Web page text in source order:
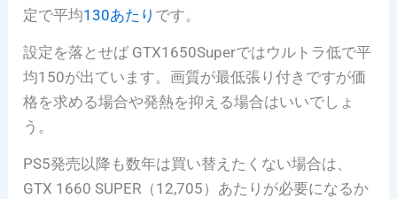
定で平均130あたり です。
設定を落とせば GTX1650Superではウルトラ低で平
均150が出ています。画質が最低張り付きですが価
格を求める場合や発熱を抑える場合はいいでしょ
う。
PS5発売以降も数年は買い替えたくない場合は、
GTX 1660 SUPER（12,705）あたりが必要になるか